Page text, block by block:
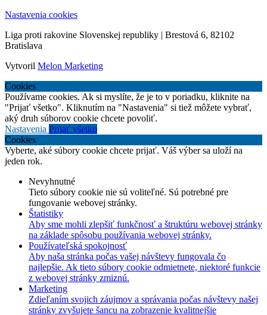
Nastavenia cookies
Liga proti rakovine Slovenskej republiky | Brestová 6, 82102
Bratislava
Vytvoril Melon Marketing
Cookies
Používame cookies. Ak si myslíte, že je to v poriadku, kliknite na
"Prijať všetko". Kliknutím na "Nastavenia" si tiež môžete vybrať,
aký druh súborov cookie chcete povoliť.
Nastavenia Prijať všetko
Cookies
Vyberte, aké súbory cookie chcete prijať. Váš výber sa uloží na
jeden rok.
Nevyhnutné
Tieto súbory cookie nie sú voliteľné. Sú potrebné pre
fungovanie webovej stránky.
Štatistiky
Aby sme mohli zlepšiť funkčnosť a štruktúru webovej stránky
na základe spôsobu používania webovej stránky.
Používateľská spokojnosť
Aby naša stránka počas vašej návštevy fungovala čo
najlepšie. Ak tieto súbory cookie odmietnete, niektoré funkcie
z webovej stránky zmiznú.
Marketing
Zdieľaním svojich záujmov a správania počas návštevy našej
stránky zvyšujete šancu na zobrazenie kvalitnejšie